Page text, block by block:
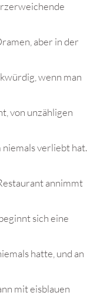
aber in der
wenn man
von unzähligen
verliebt hat.
annimmt
sich eine
hatte, und an
mit eisblauen